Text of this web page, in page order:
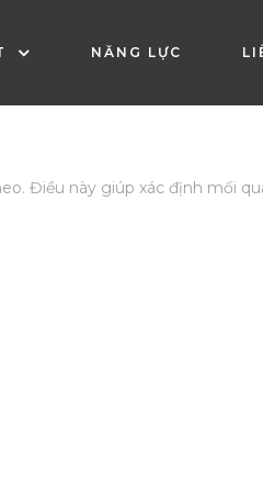
NĂNG LỰC
Điều này giúp xác định mối